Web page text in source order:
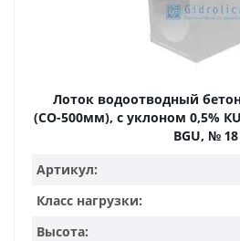
Лоток водоотводный
(СО-500мм), с уклоном 0,5%
BGU, № 18
Артикул:
Класс нагрузки:
Высота: